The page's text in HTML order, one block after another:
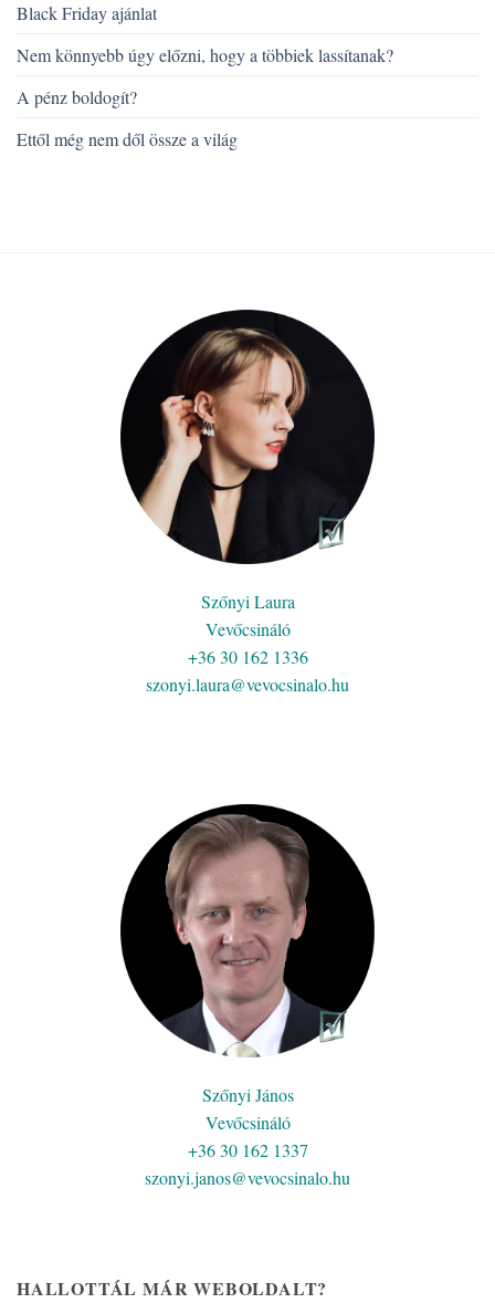
Black Friday ajánlat
Nem könnyebb úgy előzni, hogy a többiek lassítanak?
A pénz boldogít?
Ettől még nem dől össze a világ
Szőnyi Laura
Vevőcsináló
+36 30 162 1336
szonyi.laura@vevocsinalo.hu
Szőnyi János
Vevőcsináló
+36 30 162 1337
szonyi.janos@vevocsinalo.hu
HALLOTTÁL MÁR WEBOLDALT?